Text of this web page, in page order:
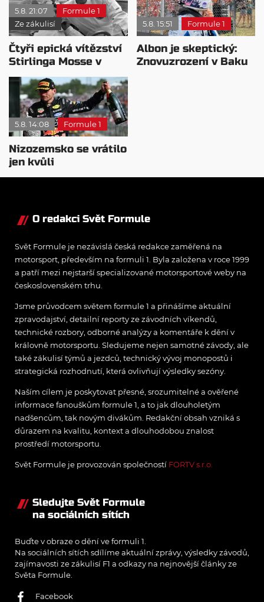
5.8. 21:07
Formule 1
Ze zákulisí
Čtyři epická vítězství
Stirlinga Mosse v
motorsportu
5.8. 15:51 Formule 1
Albon je skeptický:
Znovuzrození v Baku
5.8. 14:08 Formule 1
Nizozemsko se vrátilo
jen kvůli
Verstappenovi, říká
O redakci Svět Formule
Svět Formule je nezávislá česká redakce zaměřená na
motorsport, především na formuli 1. Byla založena v roce 1999
a patří mezi nejstarší specializované motorsportové weby na
československém trhu.
Jsme průvodcem světem formule 1 a přinášíme aktuální
zpravodajství, detailní reporty ze závodních víkendů,
technické rozbory, odborné analýzy a komentáře k dění v
královně motorsportu. Sledujeme nejen samotné závody, ale
také zákulisí týmů a jezdců, technický vývoj monopostů i
strategická rozhodnutí, která ovlivňují výsledky sezóny.
Naším cílem je poskytovat přesné, srozumitelné a ověřené
informace fanouškům formule 1, a to jak dlouholetým
nadšencům, tak novým divákům. Redakční obsah vzniká s
důrazem na kvalitu, kontext a dlouhodobou znalost
prostředí motorsportu.
Svět Formule je provozován společností FORTV s.r.o.
Sledujte Svět Formule
na sociálních sítích
Buďte v obraze o dění ve formuli 1.
Na sociálních sítích sdílíme aktuální zprávy, výsledky závodů,
zajímavosti ze zákulisí F1 a odkazy na nejnovější články ze
Světa Formule.
Facebook